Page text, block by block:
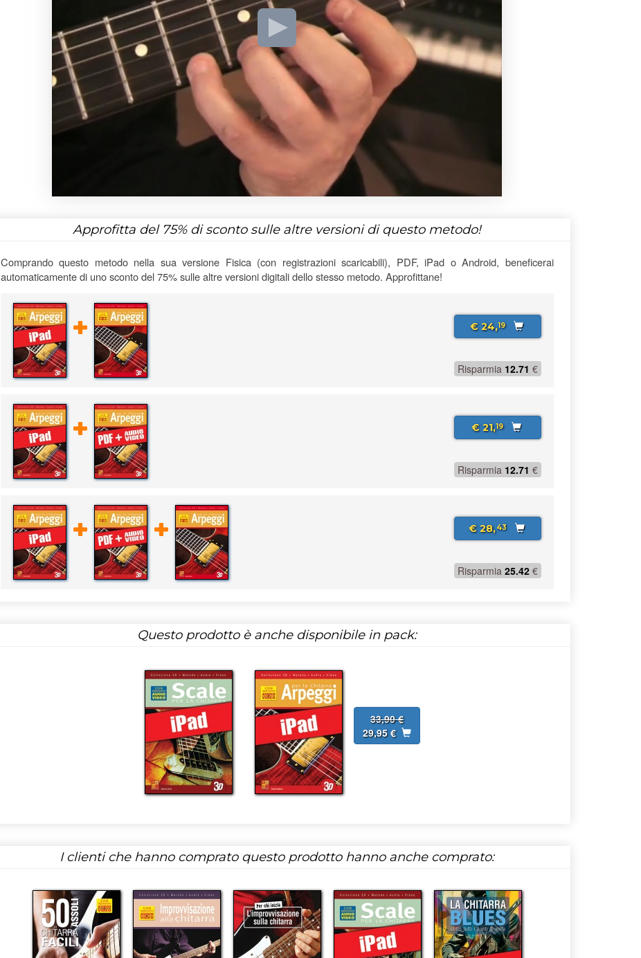
Approfitta del 75%di sconto sulle altre versioni di questo metodo!
Comprando questo metodo nella sua versione Fisica (con registrazioni scaricabili), PDF, iPad o Android, beneficerai
automaticamente di uno sconto del 75% sulle altre versioni digitali dello stesso metodo. Approfittane!
€ 24,19
Risparmia 12.71 €
€ 21,19
Risparmia 12.71 €
€ 28,43
Risparmia 25.42 €
Questo prodotto è anche disponibile in pack:
33,90 €
29,95 €
I clienti che hanno comprato questo prodotto hanno anche comprato: